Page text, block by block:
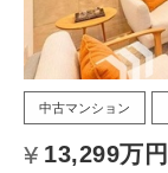
中古マンション
13,299万円